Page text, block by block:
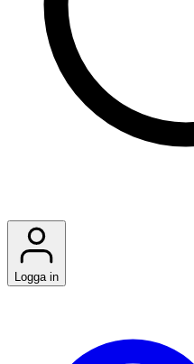
Logga in